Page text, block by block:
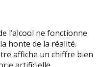
l’alcool ne fonctionne
honte de la réalité.
affiche un chiffre bien